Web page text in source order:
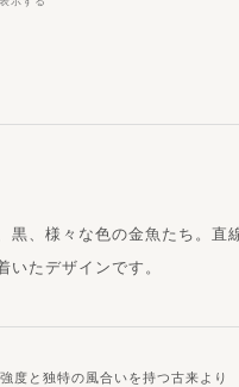
度と独特の風合いを持つ古来より
黒、様々な色の金魚たち。直
いたデザインです。